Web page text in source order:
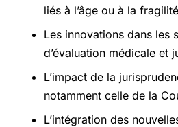
liés à l’âge ou à la fragilité
Les innovations dans les
d’évaluation médicale et
L’impact de la
notamment celle de la
L’intégration des